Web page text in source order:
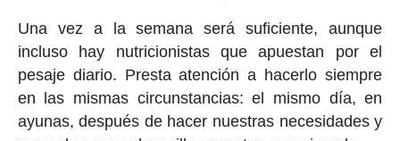
Una vez a la semana será suficiente, aunque
incluso hay nutricionistas que apuestan por el
pesaje diario. Presta atención a hacerlo siempre
en las mismas circunstancias: el mismo día, en
ayunas, después de hacer nuestras necesidades y